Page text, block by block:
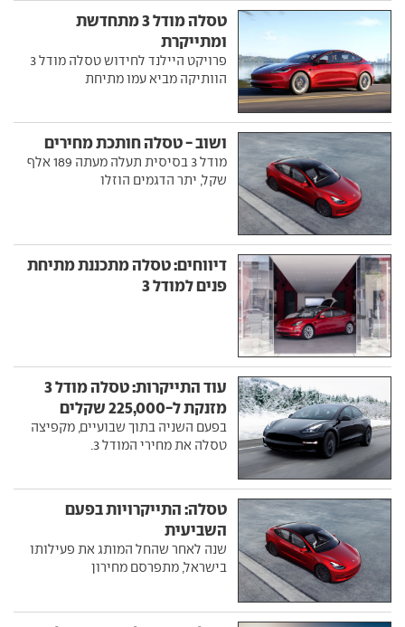
טסלה מודל 3 מתחדשת
ומתייקרת
פרויקט היילנד לחידוש טסלה מודל 3
הוותיקה מביא עמו מתיחת
ושוב - טסלה חותכת מחירים
מודל 3 בסיסית תעלה מעתה 189 אלף
שקל, יתר הדגמים הוזלו
דיווחים: טסלה מתכננת מתיחת
פנים למודל 3
עוד התייקרות: טסלה מודל 3
מזנקת ל-225,000 שקלים
בפעם השניה בתוך שבועיים, מקפיצה
טסלה את מחירי המודל 3.
טסלה: התייקרויות בפעם
השביעית
שנה לאחר שהחל המותג את פעילותו
בישראל, מתפרסם מחירון